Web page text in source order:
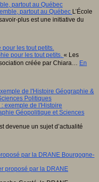
partout au Québec
L’École
plus est une initiative du
les tout petits.
« Les
créée par Chiara… En
de l'Histoire Géographie &
Politiques
devenue un sujet d’actualité
par la DRANE Bourgogne-